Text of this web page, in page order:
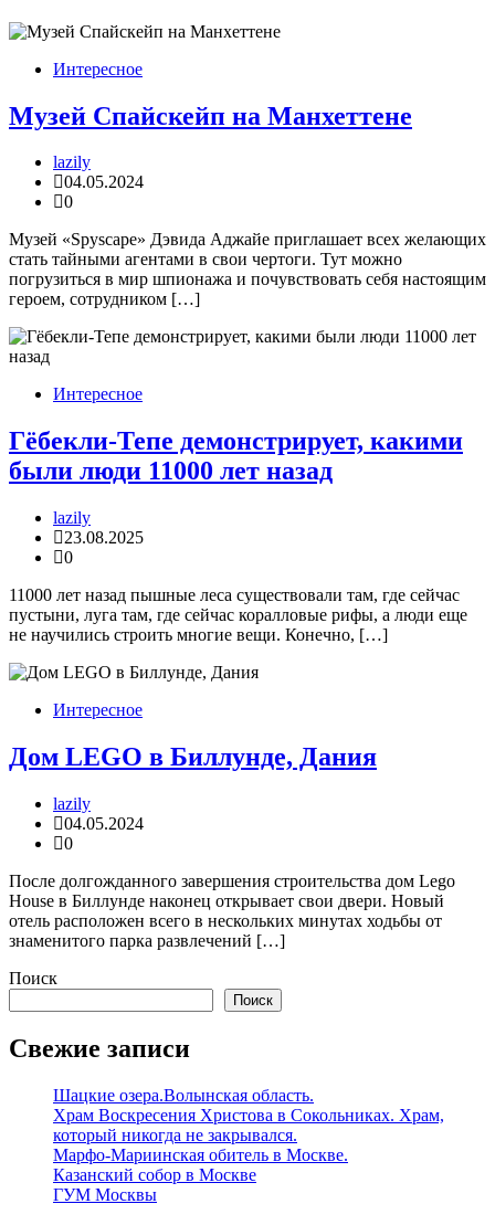
Интересное
Музей Спайскейп на Манхеттене
lazily
04.05.2024
0
Музей «Spyscape» Дэвида Аджайе приглашает всех желающих
стать тайными агентами в свои чертоги. Тут можно
погрузиться в мир шпионажа и почувствовать себя настоящим
героем, сотрудником […]
Интересное
Гёбекли-Тепе демонстрирует, какими
были люди 11000 лет назад
lazily
23.08.2025
0
11000 лет назад пышные леса существовали там, где сейчас
пустыни, луга там, где сейчас коралловые рифы, а люди еще
не научились строить многие вещи. Конечно, […]
Интересное
Дом LEGO в Биллунде, Дания
lazily
04.05.2024
0
После долгожданного завершения строительства дом Lego
House в Биллунде наконец открывает свои двери. Новый
отель расположен всего в нескольких минутах ходьбы от
знаменитого парка развлечений […]
Поиск
Поиск
Свежие записи
Шацкие озера.Волынская область.
Храм Воскресения Христова в Сокольниках. Храм,
который никогда не закрывался.
Марфо-Мариинская обитель в Москве.
Казанский собор в Москве
ГУМ Москвы